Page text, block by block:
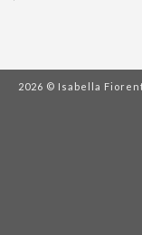
2026 © Isabella